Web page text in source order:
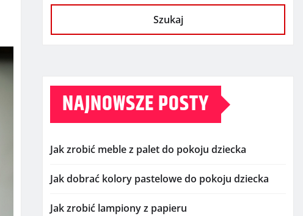
Szukaj
NAJNOWSZE POSTY
Jak zrobić meble z palet do pokoju dziecka
Jak dobrać kolory pastelowe do pokoju dziecka
Jak zrobić lampiony z papieru